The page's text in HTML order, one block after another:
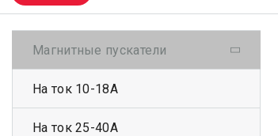
Магнитные пускатели
На ток 10-18А
На ток 25-40А